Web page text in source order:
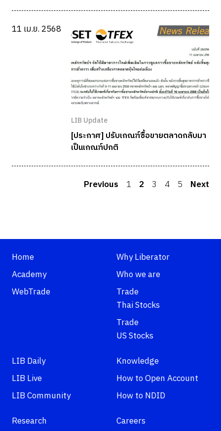
11 เม.ย. 2568
LIB Update
[ประกาศ] ปรับเกณฑ์ซื้อขายตลาดกลับมา
เป็นเกณฑ์ปกติ
Previous 1 2 3 4 5 Next
Home
Academy
WebTrade
Why Liberator
Who we are
Trade
Thai Stocks
Trade
US Stocks
LIB Daily
LIB Live
LIB Community
Knowledge
How to Open Account
How to NDID
Research
Careers